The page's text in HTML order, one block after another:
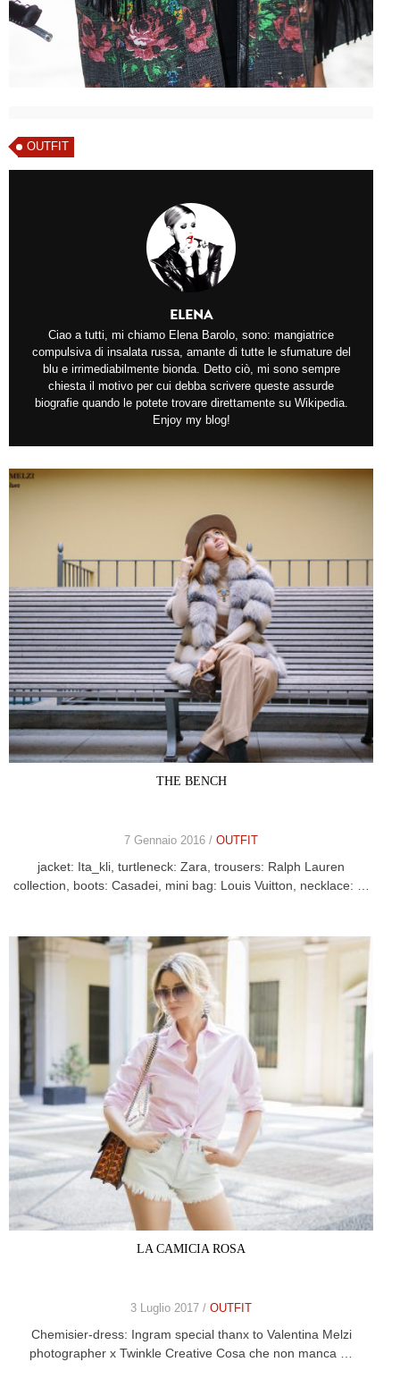
OUTFIT
ELENA
Ciao a tutti, mi chiamo Elena Barolo, sono: mangiatrice
compulsiva di insalata russa, amante di tutte le sfumature del
blu e irrimediabilmente bionda. Detto ciò, mi sono sempre
chiesta il motivo per cui debba scrivere queste assurde
biografie quando le potete trovare direttamente su Wikipedia.
Enjoy my blog!
THE BENCH
7 Gennaio 2016 / OUTFIT
jacket: Ita_kli, turtleneck: Zara, trousers: Ralph Lauren
collection, boots: Casadei, mini bag: Louis Vuitton, necklace: …
LA CAMICIA ROSA
3 Luglio 2017 / OUTFIT
Chemisier-dress: Ingram special thanx to Valentina Melzi
photographer x Twinkle Creative Cosa che non manca …